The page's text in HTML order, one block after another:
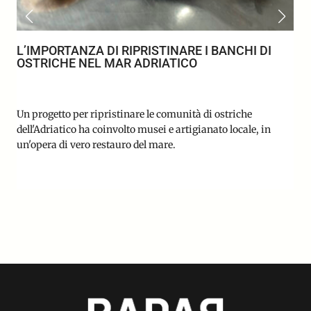
L’IMPORTANZA DI RIPRISTINARE I BANCHI DI
OSTRICHE NEL MAR ADRIATICO
Un progetto per ripristinare le comunità di ostriche
dell'Adriatico ha coinvolto musei e artigianato locale, in
un'opera di vero restauro del mare.